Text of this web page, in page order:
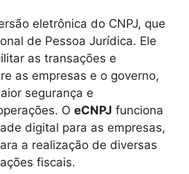
eletrônica do CNPJ, que
de Pessoa Jurídica. Ele
as transações e
as empresas e o governo,
segurança e
O eCNPJ funciona
digital para as empresas,
a realização de diversas
fiscais.